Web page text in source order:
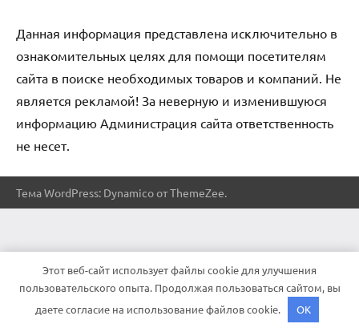
Данная информация представлена исключительно в
ознакомительных целях для помощи посетителям
сайта в поиске необходимых товаров и компаний. Не
является рекламой! За неверную и изменившуюся
информацию Администрация сайта ответственность
не несет.
Тема WordPress: Dynamico от ThemeZee.
Этот веб-сайт использует файлы cookie для улучшения
пользовательского опыта. Продолжая пользоваться сайтом, вы
даете согласие на использование файлов cookie.
OK